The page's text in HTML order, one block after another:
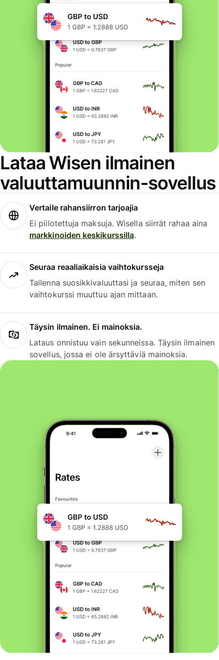
Lataa Wisen ilmainen
valuuttamuunnin-sovellus
Vertaile rahansiirron tarjoajia
Ei piilotettuja maksuja. Wisella siirrät rahaa aina
markkinoiden keskikurssilla.
Seuraa reaaliaikaisia vaihtokursseja
Tallenna suosikkivaluuttasi ja seuraa, miten sen
vaihtokurssi muuttuu ajan mittaan.
Täysin ilmainen. Ei mainoksia.
Lataus onnistuu vain sekunneissa. Täysin ilmainen
sovellus, jossa ei ole ärsyttäviä mainoksia.